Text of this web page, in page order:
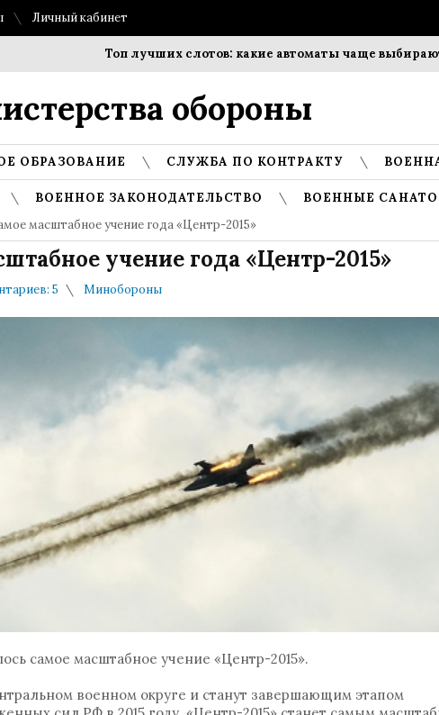
Личный кабинет
Топ лучших слотов: какие автоматы чаще выбирают
обороны
ОБРАЗОВАНИЕ СЛУЖБА ПО КОНТРАКТУ
ВОЕННОЕ ЗАКОНОДАТЕЛЬСТВО
ВОЕННЫЕ
масштабное учение года «Центр-2015»
учение года «Центр-2015»
5 Минобороны
самое масштабное учение «Центр-2015».
военном округе и станут завершающим этапом